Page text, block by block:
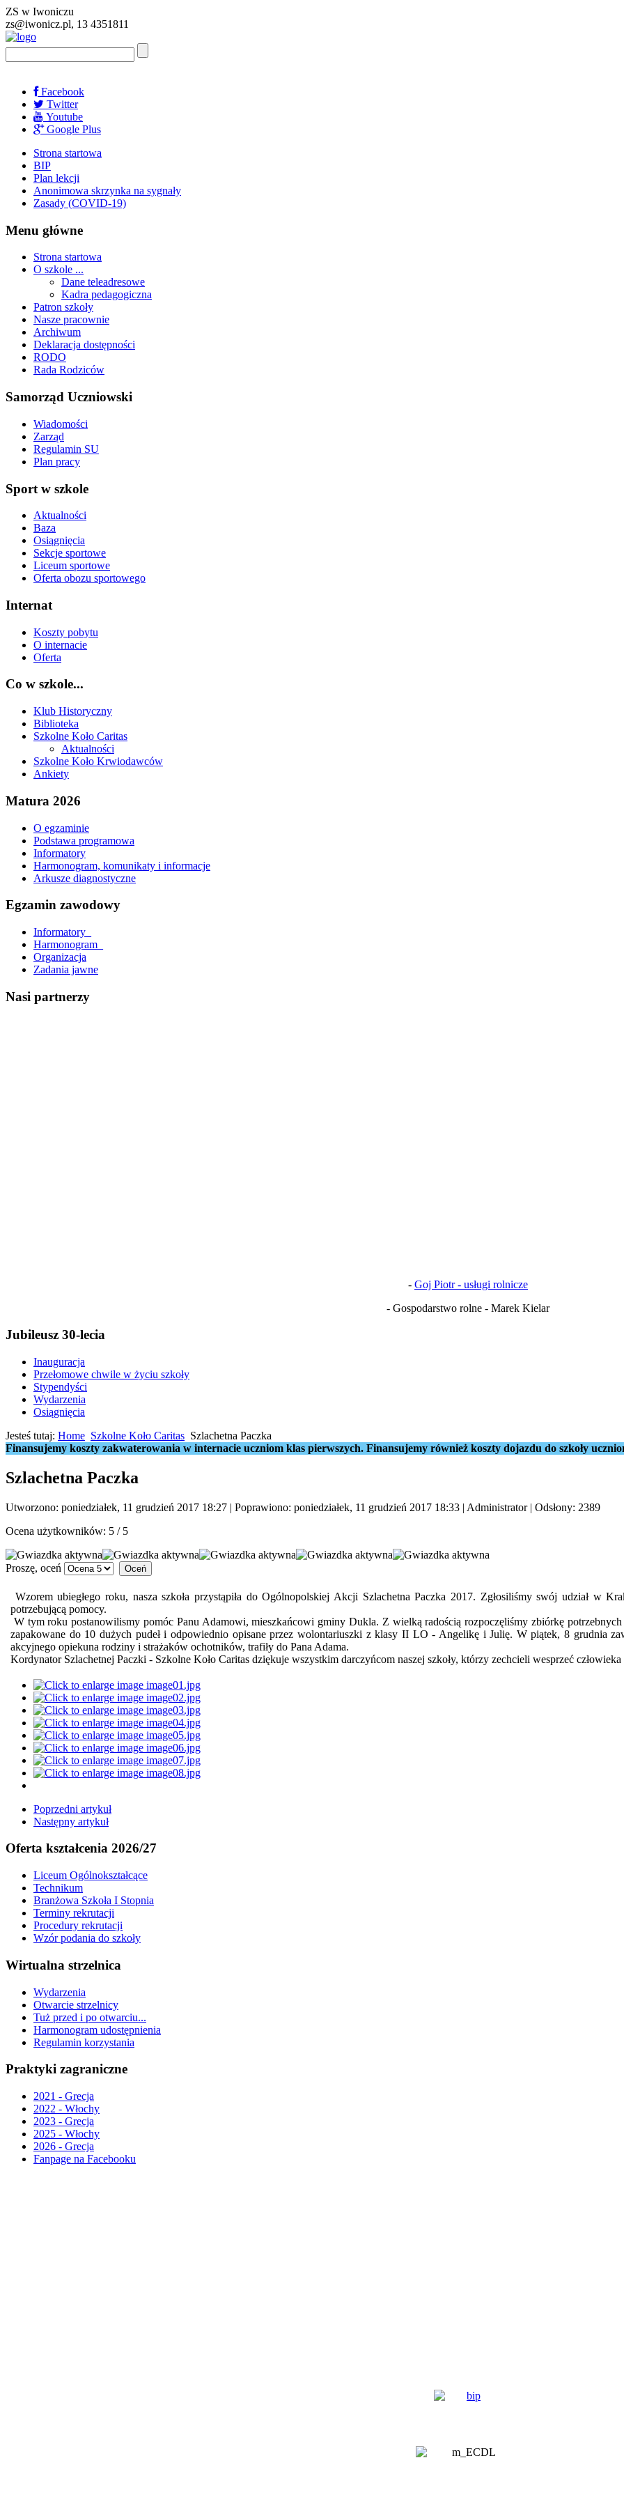
ZS w Iwoniczu
zs@iwonicz.pl, 13 4351811
Facebook
Twitter
Youtube
Google Plus
Strona startowa
BIP
Plan lekcji
Anonimowa skrzynka na sygnały
Zasady (COVID-19)
Menu główne
Strona startowa
O szkole ...
Dane teleadresowe
Kadra pedagogiczna
Patron szkoły
Nasze pracownie
Archiwum
Deklaracja dostępności
RODO
Rada Rodziców
Samorząd Uczniowski
Wiadomości
Zarząd
Regulamin SU
Plan pracy
Sport w szkole
Aktualności
Baza
Osiągnięcia
Sekcje sportowe
Liceum sportowe
Oferta obozu sportowego
Internat
Koszty pobytu
O internacie
Oferta
Co w szkole...
Klub Historyczny
Biblioteka
Szkolne Koło Caritas
Aktualności
Szkolne Koło Krwiodawców
Ankiety
Matura 2026
O egzaminie
Podstawa programowa
Informatory
Harmonogram, komunikaty i informacje
Arkusze diagnostyczne
Egzamin zawodowy
Informatory_
Harmonogram_
Organizacja
Zadania jawne
Nasi partnerzy
- Goj Piotr - usługi rolnicze
- Gospodarstwo rolne - Marek Kielar
Jubileusz 30-lecia
Inauguracja
Przełomowe chwile w życiu szkoły
Stypendyści
Wydarzenia
Osiągnięcia
Jesteś tutaj: Home Szkolne Koło Caritas Szlachetna Paczka
Finansujemy koszty zakwaterowania w internacie uczniom klas pierwszych. Finansujemy również koszty dojazdu do szkoły
Szlachetna Paczka
Utworzono: poniedziałek, 11 grudzień 2017 18:27 | Poprawiono: poniedziałek, 11 grudzień 2017 18:33 | Administrator| Odsłony: 2389
Ocena użytkowników: 5 / 5
Proszę, oceń
Wzorem ubiegłego roku, nasza szkoła przystąpiła do Ogólnopolskiej Akcji Szlachetna Paczka 2017. Zgłosiliśmy swój udział w
potrzebującą pomocy.
W tym roku postanowilismy pomóc Panu Adamowi, mieszkańcowi gminy Dukla. Z wielką radością rozpoczęliśmy zbiórkę potrzebnych
zapakowane do 10 dużych pudeł i odpowiednio opisane przez wolontariuszki z klasy II LO - Angelikę i Julię. W piątek, 8 grudnia
akcyjnego opiekuna rodziny i strażaków ochotników, trafiły do Pana Adama.
Kordynator Szlachetnej Paczki - Szkolne Koło Caritas dziękuje wszystkim darczyńcom naszej szkoły, którzy zechcieli wesprzeć
Poprzedni artykuł
Następny artykuł
Oferta kształcenia 2026/27
Liceum Ogólnokształcące
Technikum
Branżowa Szkoła I Stopnia
Terminy rekrutacji
Procedury rekrutacji
Wzór podania do szkoły
Wirtualna strzelnica
Wydarzenia
Otwarcie strzelnicy
Tuż przed i po otwarciu...
Harmonogram udostępnienia
Regulamin korzystania
Praktyki zagraniczne
2021 - Grecja
2022 - Włochy
2023 - Grecja
2025 - Włochy
2026 - Grecja
Fanpage na Facebooku